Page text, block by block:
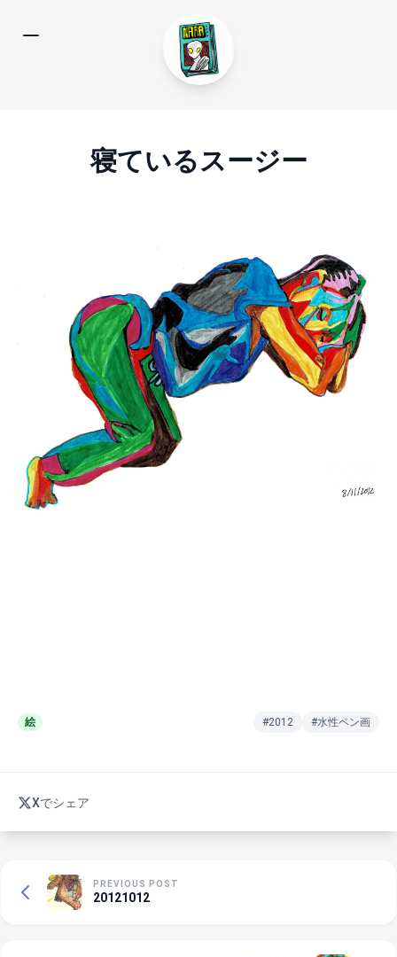
寝ているスージー
絵 #2012 #水性ペン画
Xでシェア
PREVIOUS POST
20121012